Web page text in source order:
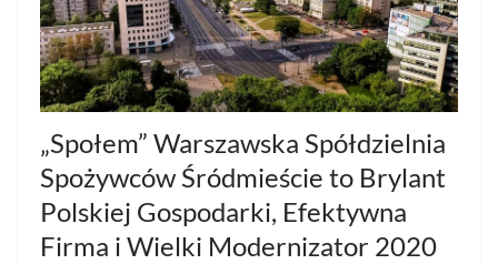
„Społem” Warszawska Spółdzielnia
Spożywców Śródmieście to Brylant
Polskiej Gospodarki, Efektywna
Firma i Wielki Modernizator 2020